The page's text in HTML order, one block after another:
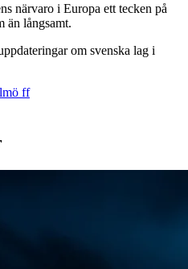
närvaro i Europa ett tecken på
än långsamt.
om svenska lag i
ff